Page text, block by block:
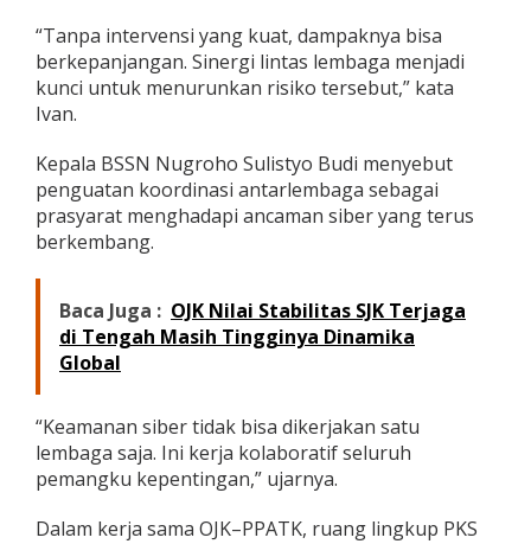
“Tanpa intervensi yang kuat, dampaknya bisa
berkepanjangan. Sinergi lintas lembaga menjadi
kunci untuk menurunkan risiko tersebut,” kata
Ivan.
Kepala BSSN Nugroho Sulistyo Budi menyebut
penguatan koordinasi antarlembaga sebagai
prasyarat menghadapi ancaman siber yang terus
berkembang.
Baca Juga : OJK Nilai Stabilitas SJK Terjaga
di Tengah Masih Tingginya Dinamika
Global
“Keamanan siber tidak bisa dikerjakan satu
lembaga saja. Ini kerja kolaboratif seluruh
pemangku kepentingan,” ujarnya.
Dalam kerja sama OJK–PPATK, ruang lingkup PKS